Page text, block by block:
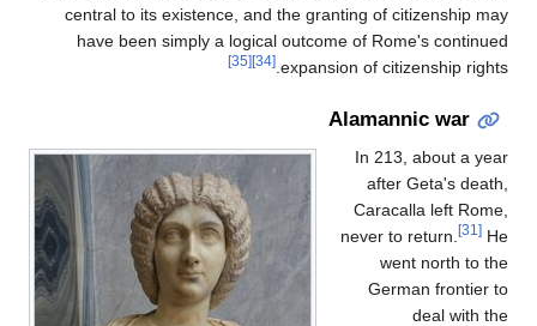
central to its existence, and the granting of citizenship may
have been simply a logical outcome of Rome's continued
expansion of citizenship rights.
[34]
[35]
Alamannic war
In 213, about a year
after Geta's death,
Caracalla left Rome,
never to return.
[31] He
went north to the
German frontier to
deal with the